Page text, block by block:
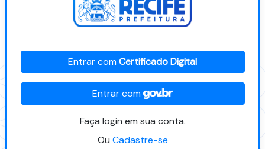
Entrar comCertificado Digital
Entrar com
Faça login em sua conta.
Ou Cadastre-se